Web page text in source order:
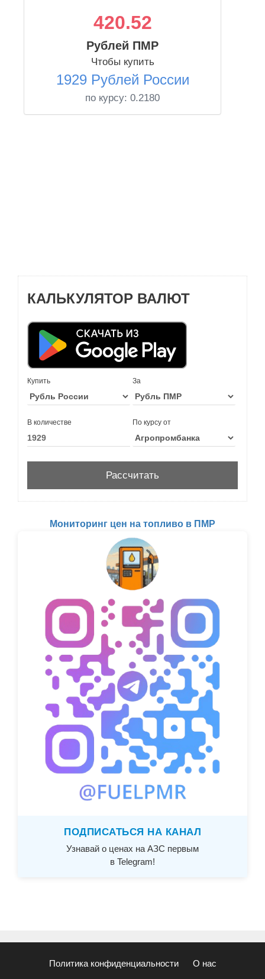
420.52
Рублей ПМР
Чтобы купить
1929 Рублей России
по курсу: 0.2180
КАЛЬКУЛЯТОР ВАЛЮТ
Купить За
В количестве По курсу от
Мониторинг цен на топливо в ПМР
ПОДПИСАТЬСЯ НА КАНАЛ
Узнавай о ценах на АЗС первым
в Telegram!
Политика конфиденциальности О нас